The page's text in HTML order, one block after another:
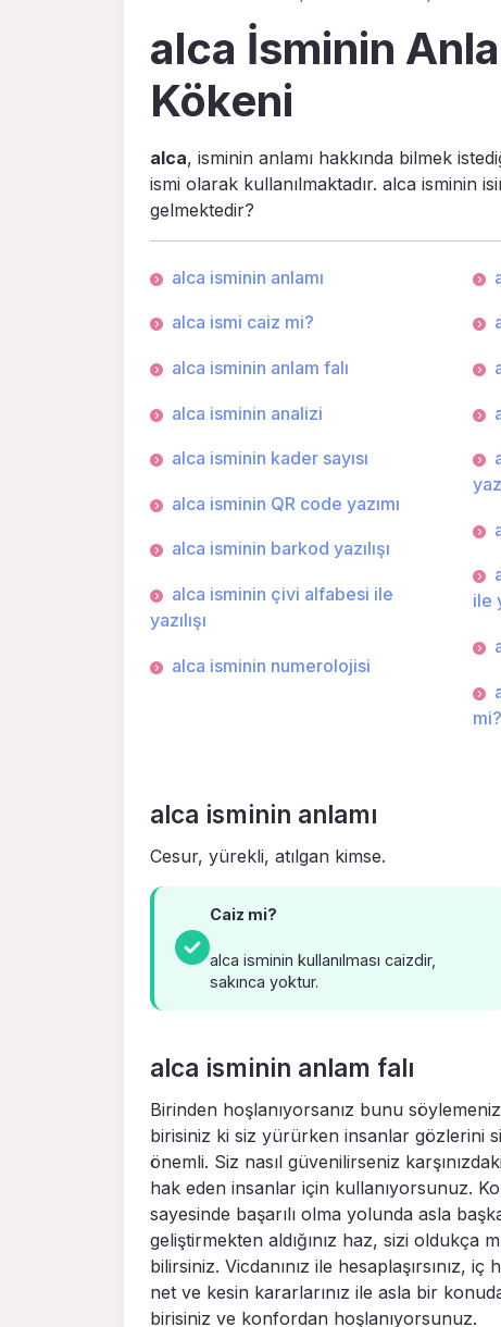
alca İsminin
Kökeni
alca, isminin anlamı hakkında bilmek
ismi olarak kullanılmaktadır. alca isminin
gelmektedir?
alca isminin anlamı
alca ismi caiz mi?
alca isminin anlam falı
alca isminin analizi
alca isminin kader sayısı
alca isminin QR code yazımı
alca isminin barkod yazılışı
alca isminin çivi alfabesi ile
yazılışı
alca isminin numerolojisi
ile
mi?
alca isminin anlamı
Cesur, yürekli, atılgan kimse.
Caiz mi?
alca isminin kullanılması caizdir,
sakınca yoktur.
alca isminin anlam falı
Birinden hoşlanıyorsanız bunu
birisiniz ki siz yürürken insanlar gözlerini
önemli. Siz nasıl güvenilirseniz
hak eden insanlar için kullanıyorsunuz.
sayesinde başarılı olma yolunda asla
geliştirmekten aldığınız haz, sizi oldukça
bilirsiniz. Vicdanınız ile hesaplaşırsınız,
net ve kesin kararlarınız ile asla bir
birisiniz ve konfordan hoşlanıyorsunuz.